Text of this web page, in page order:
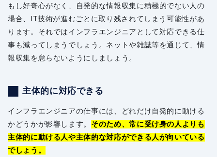
もし好奇心がなく、自発的な情報収集に積極的でない人の
場合、IT技術が進むごとに取り残されてしまう可能性があ
ります。それではインフラエンジニアとして対応できる仕
事も減ってしまうでしょう。ネットや雑誌等を通じて、情
報収集を怠らないようにしましょう。
主体的に対応できる
インフラエンジニアの仕事には、どれだけ自発的に動ける
かどうかが影響します。 そのため、常に受け身の人よりも
主体的に動ける人や主体的な対応ができる人が向いている
でしょう。